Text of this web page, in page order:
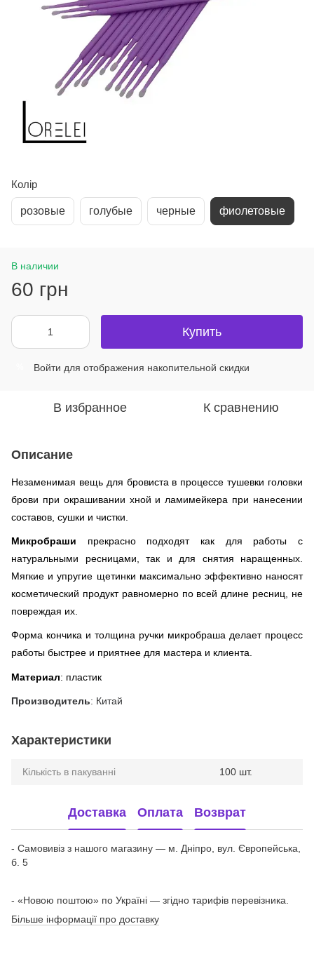
Колір
розовые голубые черные фиолетовые
В наличии
60 грн
Купить
Войти для отображения накопительной скидки
В избранное К сравнению
Описание
Незаменимая вещь для бровиста в процессе тушевки головки
брови при окрашивании хной и ламимейкера при нанесении
составов, сушки и чистки.
Микробраши прекрасно подходят как для работы с
натуральными ресницами, так и для снятия наращенных.
Мягкие и упругие щетинки максимально эффективно наносят
косметический продукт равномерно по всей длине ресниц, не
повреждая их.
Форма кончика и толщина ручки микробраша делает процесс
работы быстрее и приятнее для мастера и клиента.
Материал: пластик
Производитель: Китай
Характеристики
Кількість в пакуванні 100 шт.
Доставка Оплата Возврат
- Самовивіз з нашого магазину — м. Дніпро, вул. Європейська,
б. 5
- «Новою поштою» по Україні — згідно тарифів перевізника.
Більше інформації про доставку